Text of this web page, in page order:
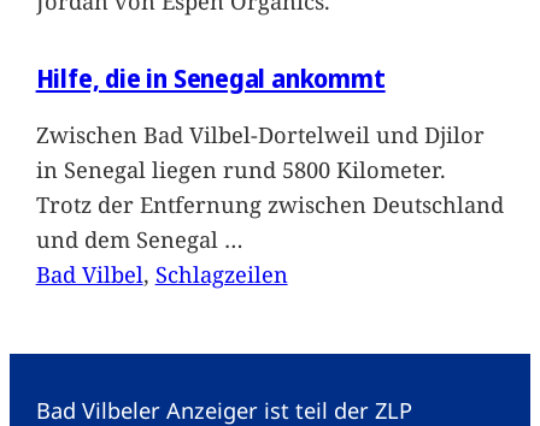
Hilfe, die in Senegal ankommt
Zwischen Bad Vilbel-Dortelweil und Djilor
in Senegal liegen rund 5800 Kilometer.
Trotz der Entfernung zwischen Deutschland
und dem Senegal …
Bad Vilbel, Schlagzeilen
Bad Vilbeler Anzeiger ist teil der ZLP